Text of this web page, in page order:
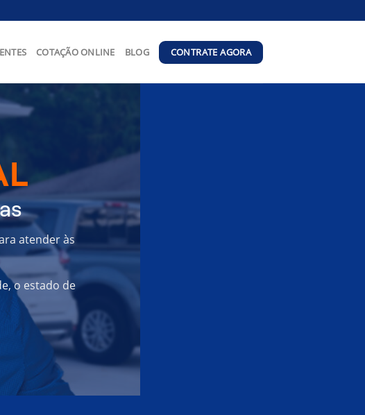
COTAÇÃO ONLINE BLOG CONTRATE AGORA
atender às
o estado de